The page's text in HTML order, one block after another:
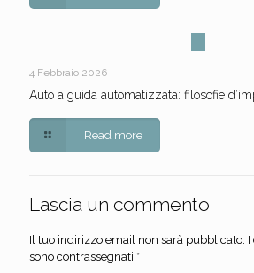
4 Febbraio 2026
Auto a guida automatizzata: filosofie
Read more
Lascia un commento
Il tuo indirizzo email non sarà pubblicato. I
sono contrassegnati *